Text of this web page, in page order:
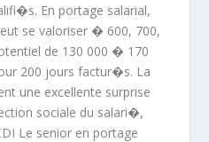
En portage salarial,
se valoriser � 600, 700,
de 130 000 � 170
200 jours factur�s. La
une excellente surprise
sociale du salari�,
Le senior en portage